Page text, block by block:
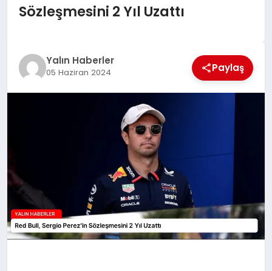
EKONOMİ
EĞİTİM
SAĞLIK
Sözleşmesini 2 Yıl Uzattı
Yalın Haberler
05 Haziran 2024 Paylaş